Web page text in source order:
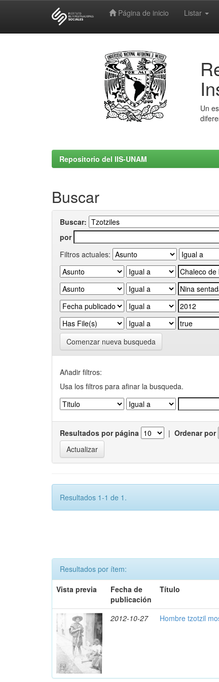
Página de inicio Listar
Un
Repositorio del IIS-UNAM
Buscar
Buscar:
por
Filtros actuales:
Comenzar nueva busqueda
Añadir filtros:
Usa los filtros para afinar la busqueda.
Resultados por página | Ordenar por
Resultados 1-1 de 1.
Resultados por ítem:
Vista previa
Fecha de
publicación
Título
2012-10-27 Hombre tzotzil